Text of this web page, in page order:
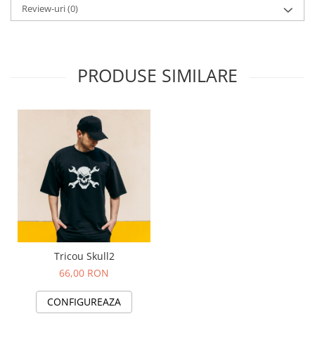
Review-uri(0)
PRODUSE SIMILARE
Tricou Skull2
66,00 RON
CONFIGUREAZA